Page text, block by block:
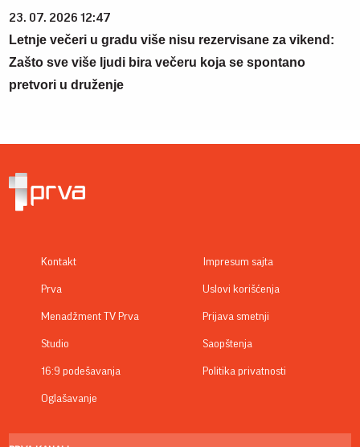
23. 07. 2026 12:47
Letnje večeri u gradu više nisu rezervisane za vikend:
Zašto sve više ljudi bira večeru koja se spontano
pretvori u druženje
Kontakt
Prva
Menadžment TV Prva
Studio
16:9 podešavanja
Oglašavanje
Impresum sajta
Uslovi korišćenja
Prijava smetnji
Saopštenja
Politika privatnosti